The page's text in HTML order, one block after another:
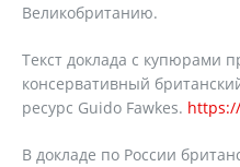
Великобританию.
Текст доклада с купюрами
консервативный
ресурс Guido Fawkes.
В докладе по России